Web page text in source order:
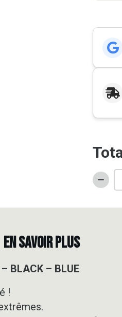
Kit
EN SAVOIR PLUS
BLACK – BLUE
!